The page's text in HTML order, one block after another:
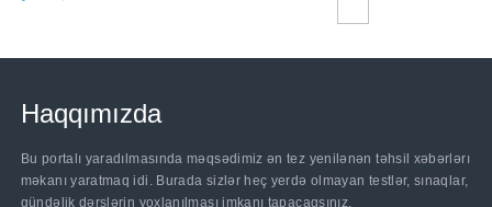
Haqqımızda
Bu portalı yaradılmasında məqsədimiz ən tez yenilənən təhsil xəbərlərı
məkanı yaratmaq idi. Burada sizlər heç yerdə olmayan testlər, sınaqlar,
gündəlik dərslərin yoxlanılması imkanı tapacaqsınız.